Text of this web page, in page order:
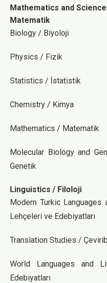
Mathematics and
Matematik
Biology / Biyoloji
Physics / Fizik
Statistics / İstatistik
Chemistry / Kimya
Mathematics / Matematik
Molecular Biology and
Genetik
Linguistics / Filoloji
Modern Turkic
Lehçeleri ve Edebiyatları
Translation Studies /
World Languages and
Edebiyatları